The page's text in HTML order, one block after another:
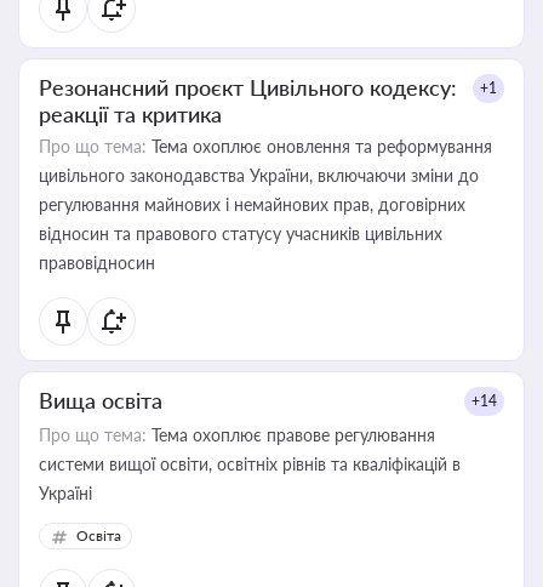
Резонансний проєкт Цивільного кодексу:
реакції та критика
+1
Про що тема: Тема охоплює оновлення та реформування
цивільного законодавства України, включаючи зміни до
регулювання майнових і немайнових прав, договірних
відносин та правового статусу учасників цивільних
правовідносин
Вища освіта +14
Про що тема: Тема охоплює правове регулювання
системи вищої освіти, освітніх рівнів та кваліфікацій в
Україні
Освіта